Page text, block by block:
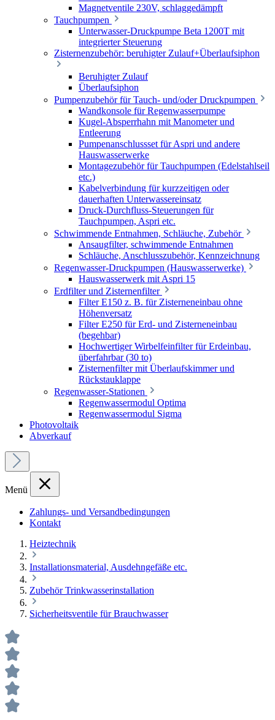
Magnetventile 230V, schlaggedämpft
Tauchpumpen
Unterwasser-Druckpumpe Beta 1200T mit
integrierter Steuerung
Zisternenzubehör: beruhigter Zulauf+Überlaufsiphon
Beruhigter Zulauf
Überlaufsiphon
Pumpenzubehör für Tauch- und/oder Druckpumpen
Wandkonsole für Regenwasserpumpe
Kugel-Absperrhahn mit Manometer und
Entleerung
Pumpenanschlussset für Aspri und andere
Hauswasserwerke
Montagezubehör für Tauchpumpen (Edelstahlseil
etc.)
Kabelverbindung für kurzzeitigen oder
dauerhaften Unterwassereinsatz
Druck-Durchfluss-Steuerungen für
Tauchpumpen, Aspri etc.
Schwimmende Entnahmen, Schläuche, Zubehör
Ansaugfilter, schwimmende Entnahmen
Schläuche, Anschlusszubehör, Kennzeichnung
Regenwasser-Druckpumpen (Hauswasserwerke)
Hauswasserwerk mit Aspri 15
Erdfilter und Zisternenfilter
Filter E150 z. B. für Zisterneneinbau ohne
Höhenversatz
Filter E250 für Erd- und Zisterneneinbau
(begehbar)
Hochwertiger Wirbelfeinfilter für Erdeinbau,
überfahrbar (30 to)
Zisternenfilter mit Überlaufskimmer und
Rückstauklappe
Regenwasser-Stationen
Regenwassermodul Optima
Regenwassermodul Sigma
Photovoltaik
Abverkauf
Menü
Zahlungs- und Versandbedingungen
Kontakt
Heiztechnik
Installationsmaterial, Ausdehngefäße etc.
Zubehör Trinkwasserinstallation
Sicherheitsventile für Brauchwasser